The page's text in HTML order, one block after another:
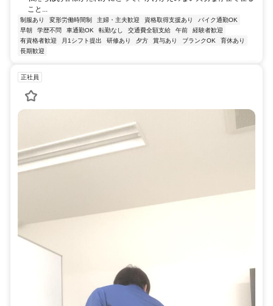
こと...
制服あり 変形労働時間制 主婦・主夫歓迎 資格取得支援あり
バイク通勤OK
早朝
学歴不問 車通勤OK 転勤なし 交通費全額支給 午前
経験者歓迎
有資格者歓迎
月1シフト提出 研修あり 夕方 賞与あり ブランクOK
育休あり
長期歓迎
正社員